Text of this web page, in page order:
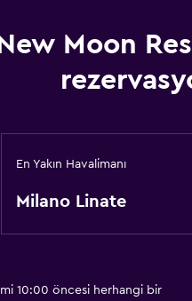
Moon
En Yakın Havalimanı
Milano Linate
10:00 öncesi herhangi bir